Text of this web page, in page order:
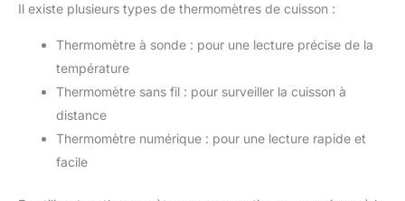
Il existe plusieurs types de thermomètres de cuisson :
Thermomètre à sonde : pour une lecture précise de la
température
Thermomètre sans fil : pour surveiller la cuisson à
distance
Thermomètre numérique : pour une lecture rapide et
facile